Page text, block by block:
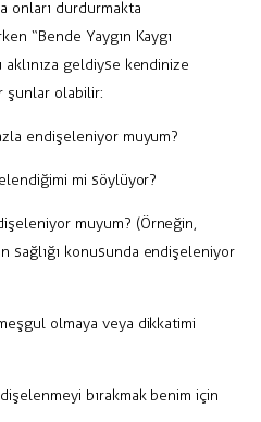
onları durdurmakta
“Bende Yaygın Kaygı
geldiyse kendinize
şunlar olabilir:
endişeleniyor muyum?
mi söylüyor?
muyum? (Örneğin,
sağlığı konusunda endişeleniyor
olmaya veya dikkatimi
bırakmak benim için